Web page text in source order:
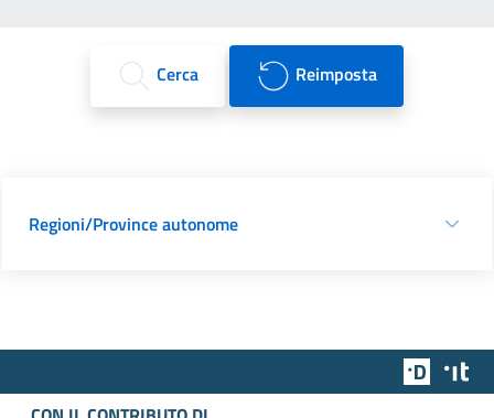
Cerca Reimposta
Regioni/Province autonome
Team